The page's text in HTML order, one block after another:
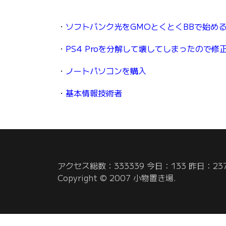
・ ソフトバンク光をGMOとくとくBBで始め
・ PS4 Proを分解して壊してしまったので修
・ ノートパソコンを購入
・ 基本情報技術者
アクセス総数：333339 今日：133 昨日：
Copyright © 2007 小物置き場.